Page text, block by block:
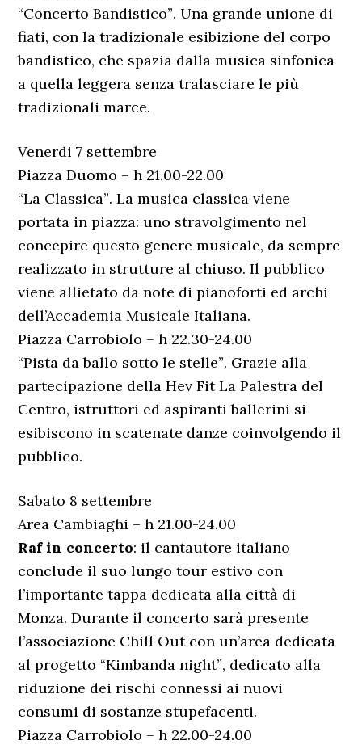
“Concerto Bandistico”. Una grande unione di
fiati, con la tradizionale esibizione del corpo
bandistico, che spazia dalla musica sinfonica
a quella leggera senza tralasciare le più
tradizionali marce.
Venerdi 7 settembre
Piazza Duomo – h 21.00-22.00
“La Classica”. La musica classica viene
portata in piazza: uno stravolgimento nel
concepire questo genere musicale, da sempre
realizzato in strutture al chiuso. Il pubblico
viene allietato da note di pianoforti ed archi
dell’Accademia Musicale Italiana.
Piazza Carrobiolo – h 22.30-24.00
“Pista da ballo sotto le stelle”. Grazie alla
partecipazione della Hev Fit La Palestra del
Centro, istruttori ed aspiranti ballerini si
esibiscono in scatenate danze coinvolgendo il
pubblico.
Sabato 8 settembre
Area Cambiaghi – h 21.00-24.00
Raf in concerto: il cantautore italiano
conclude il suo lungo tour estivo con
l’importante tappa dedicata alla città di
Monza. Durante il concerto sarà presente
l’associazione Chill Out con un’area dedicata
al progetto “Kimbanda night”, dedicato alla
riduzione dei rischi connessi ai nuovi
consumi di sostanze stupefacenti.
Piazza Carrobiolo – h 22.00-24.00